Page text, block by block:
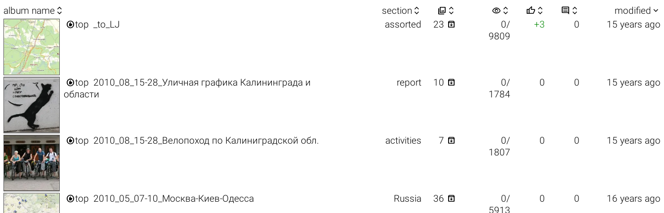
album name  section    visibility      modified 
top _to_LJ assorted 23 
0/
9809
+3 0 15 years ago
top 2010_08_15-28_Уличная графика Калининграда и
области
report 10 
0/
1784
0 0 15 years ago
top 2010_08_15-28_Велопоход по Калиниградской обл. activities 7 
0/
1807
0 0 15 years ago
top 2010_05_07-10_Москва-Киев-Одесса Russia 36 
0/
5913
0 0 16 years ago